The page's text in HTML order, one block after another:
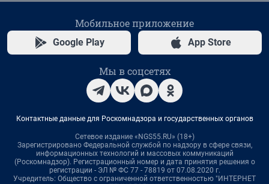
Мобильное приложение
Google Play App Store
Мы в соцсетях
Контактные данные для Роскомнадзора и государственных органов
Сетевое издание «NGS55.RU» (18+)
Зарегистрировано Федеральной службой по надзору в сфере связи,
информационных технологий и массовых коммуникаций
(Роскомнадзор). Регистрационный номер и дата принятия решения о
регистрации - ЭЛ № ФС 77 - 78819 от 07.08.2020 г.
Учредитель: Общество с ограниченной ответственностью "ИНТЕРНЕТ